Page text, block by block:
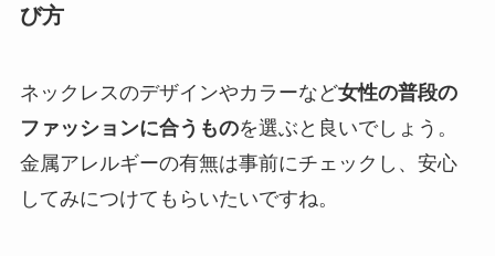
び方
ネックレスのデザインやカラーなど女性の普段の
ファッションに合うものを選ぶと良いでしょう。
金属アレルギーの有無は事前にチェックし、安心
してみにつけてもらいたいですね。